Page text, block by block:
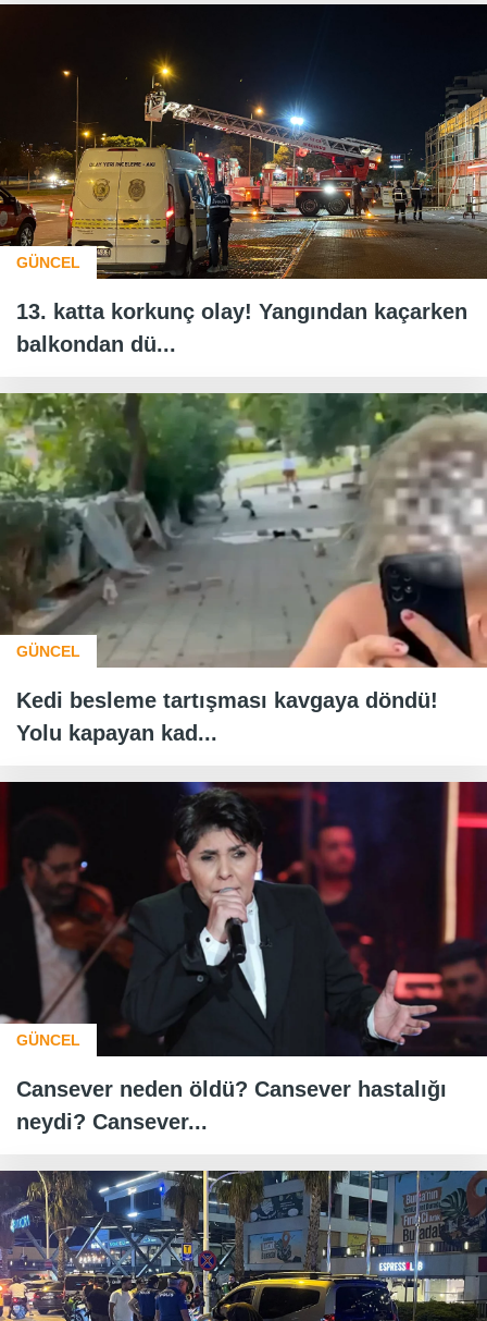
GÜNCEL
13. katta korkunç olay! Yangından kaçarken
balkondan dü...
GÜNCEL
Kedi besleme tartışması kavgaya döndü!
Yolu kapayan kad...
GÜNCEL
Cansever neden öldü? Cansever hastalığı
neydi? Cansever...